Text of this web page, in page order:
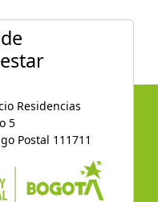
Residencias
5
Postal 111711